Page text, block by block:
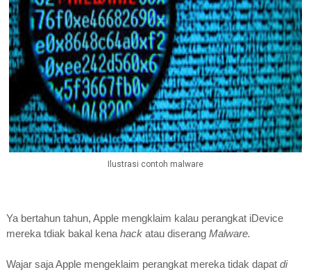
Ilustrasi contoh malware
Ya bertahun tahun, Apple mengklaim kalau perangkat iDevice
mereka tdiak bakal kena hackatau diserang Malware.
Wajar saja Apple mengeklaim perangkat mereka tidak dapat di